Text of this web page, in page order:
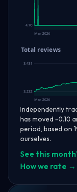
4.70
Mar 2026
Total reviews
3,431
3,232
Mar 2026
Independently
has moved -0.10
period, based on
ourselves.
See this
How we rate →